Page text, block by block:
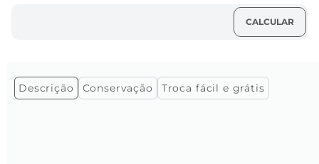
Descrição Conservação Troca fácil e grátis